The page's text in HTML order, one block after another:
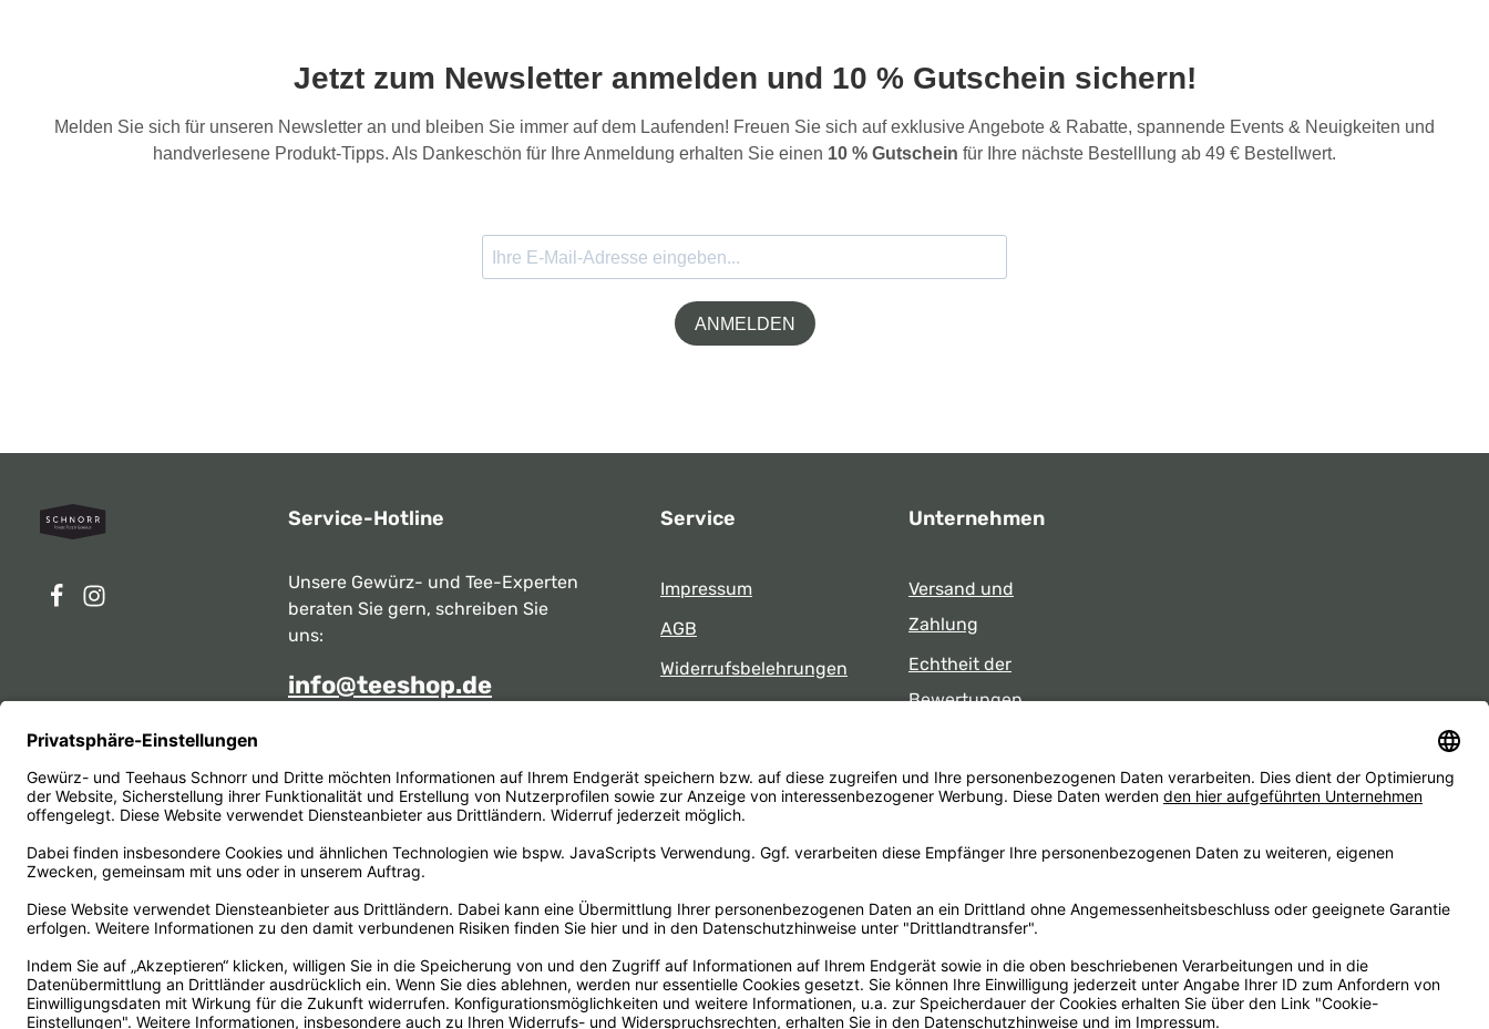
Jetzt zum Newsletter anmelden und 10 % Gutschein sichern!
Melden Sie sich für unseren Newsletter an und bleiben Sie immer auf dem Laufenden! Freuen Sie sich auf exklusive Angebote & Rabatte, spannende Events & Neuigkeiten und
handverlesene Produkt-Tipps. Als Dankeschön für Ihre Anmeldung erhalten Sie einen 10 % Gutschein für Ihre nächste Bestelllung ab 49 € Bestellwert.
ANMELDEN
Service-Hotline
Unsere Gewürz- und Tee-Experten
beraten Sie gern, schreiben Sie
uns:
info@teeshop.de
Mo - Sa zwischen 10:00 - 17:00 Uhr
unter:
Vertrag widerrufen
Service
Impressum
AGB
Widerrufsbelehrungen
Datenschutz
Unternehmen
Versand und
Zahlung
Echtheit der
Bewertungen
Laden